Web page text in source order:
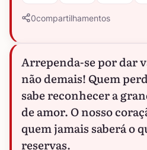
0compartilhamentos
Arrependa-se por dar
não demais! Quem
sabe reconhecer a
de amor. O nosso
quem jamais saberá o
reservas.